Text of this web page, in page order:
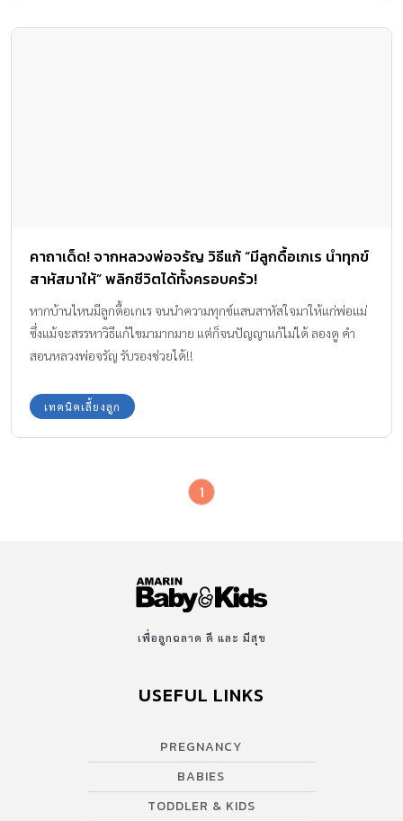
คาถาเด็ด! จากหลวงพ่อจรัญ วิธีแก้ “มีลูกดื้อเกเร นำทุกข์
สาหัสมาให้” พลิกชีวิตได้ทั้งครอบครัว!
หากบ้านไหนมีลูกดื้อเกเร จนนำความทุกข์แสนสาหัสใจมาให้แก่พ่อแม่
ซึ่งแม้จะสรรหาวิธีแก้ไขมามากมาย แต่ก็จนปัญญาแก้ไม่ได้ ลองดู คำ
สอนหลวงพ่อจรัญ รับรองช่วยได้!!
เทคนิคเลี้ยงลูก
1
เพื่อลูกฉลาด ดี และ มีสุข
USEFUL LINKS
PREGNANCY
BABIES
TODDLER & KIDS